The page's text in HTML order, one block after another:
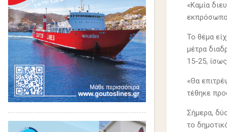
«Καμία
Το θέμα
μέτρα
15-25,
«Θα
τέθηκε
Σήμερα,
το